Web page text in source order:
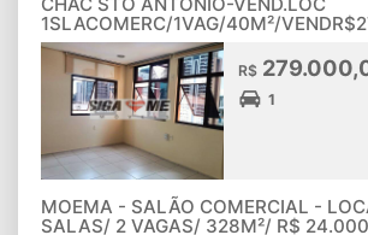
1SLACOMERC/1VAG/40M²/
R$
1
MOEMA - SALÃO COMERCIAL -
SALAS/ 2 VAGAS/ 328M²/ R$